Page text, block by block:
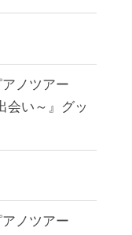
アノツアー
会い～』グッ
アノツアー